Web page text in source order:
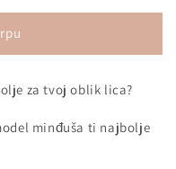
za tvoj oblik lica?
minđuša ti najbolje